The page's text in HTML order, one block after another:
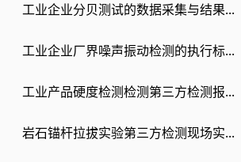
工业企业分贝测试的数据采集与结果...
工业企业厂界噪声振动检测的执行标...
工业产品硬度检测检测第三方检测报...
岩石锚杆拉拔实验第三方检测现场实...